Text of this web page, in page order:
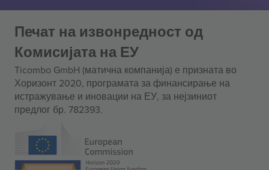
Печат на извонредност од
Комисијата на ЕУ
Ticombo GmbH (матична компанија) е призната во
Хоризонт 2020, програмата за финансирање на
истражување и иновации на ЕУ, за нејзиниот
предлог бр. 782393.